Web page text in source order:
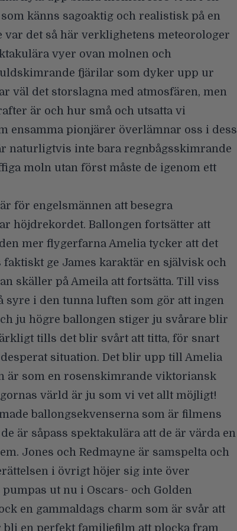
känns sagoaktig och realistisk på en
var det så här verklighetens meteorologer
vyer ovan molnen och
fjärilar som dyker upp ur
väl det storslagna med atmosfären, men
är och hur små och utsatta vi
ensamma pionjärer överlämnar oss i dess
naturligtvis inte bara regnbågsskimrande
moln utan först måste de igenom ett
för engelsmännen att besegra
höjdrekordet. Ballongen fortsätter att
mer flygerfarna Amelia tycker att det
faktiskt ge James karaktär en självisk och
skäller på Ameila att fortsätta. Till viss
syre i den tunna luften som gör att ingen
ju högre ballongen stiger ju svårare blir
tills det blir svårt att titta, för snart
situation. Det blir upp till Amelia
är som en rosenskimrande viktoriansk
värld är ju som vi vet allt möjligt!
ballongsekvenserna som är filmens
är såpass spektakulära att de är värda en
Jones och Redmayne är samspelta och
i övrigt höjer sig inte över
ut nu i Oscars- och Golden
en gammaldags charm som är svår att
bli en perfekt familjefilm att plocka fram